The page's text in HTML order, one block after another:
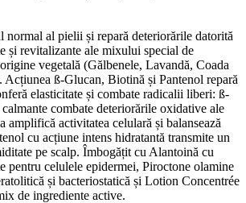
normal al pielii și repară deteriorările datorită
și revitalizante ale mixului special de
vegetală (Gălbenele, Lavandă, Coada
Acțiunea ß-Glucan, Biotină și Pantenol repară
elasticitate și combate radicalii liberi: ß-
combate deteriorările oxidative ale
activitatea celulară și balansează
cu acțiune intens hidratantă transmite un
pe scalp. Îmbogățit cu Alantoină cu
pentru celulele epidermei, Piroctone olamine
și bacteriostatică și Lotion Concentrée
de ingrediente active.